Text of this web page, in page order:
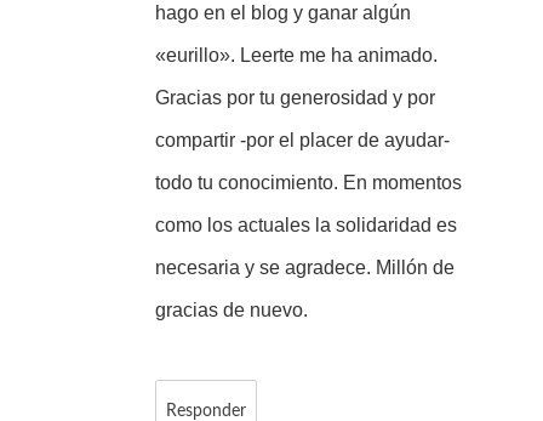
hago en el blog y ganar algún
«eurillo». Leerte me ha animado.
Gracias por tu generosidad y por
compartir -por el placer de ayudar-
todo tu conocimiento. En momentos
como los actuales la solidaridad es
necesaria y se agradece. Millón de
gracias de nuevo.
Responder